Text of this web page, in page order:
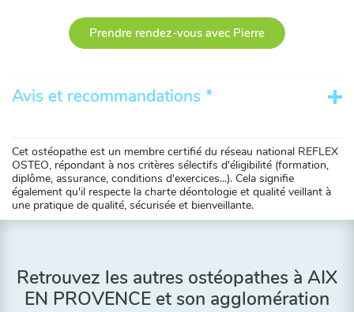
Prendre rendez-vous avec Pierre
Avis et recommandations *
Cet ostéopathe est un membre certifié du réseau national REFLEX
OSTEO, répondant à nos critères sélectifs d'éligibilité (formation,
diplôme, assurance, conditions d'exercices...). Cela signifie
également qu'il respecte la charte déontologie et qualité veillant à
une pratique de qualité, sécurisée et bienveillante.
Retrouvez les autres ostéopathes à AIX
EN PROVENCE et son agglomération